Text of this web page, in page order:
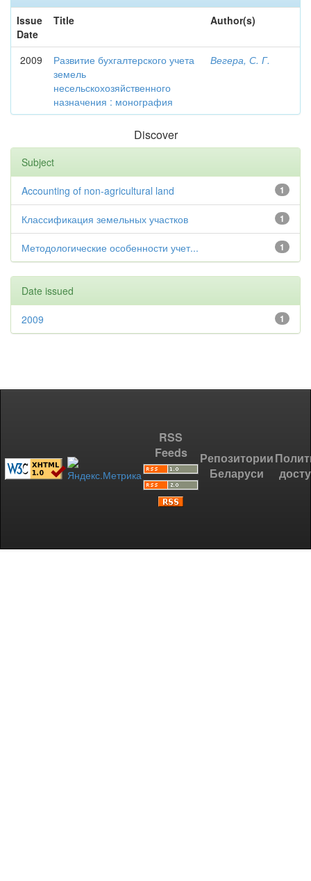
Issue
Date
Title Author(s)
2009
Развитие бухгалтерского учета
земель
несельскохозяйственного
назначения : монография
Вегера, С. Г.
Discover
Subject
1
Accounting of non-agricultural land
1
Классификация земельных участков
1
Методологические особенности учет...
Date issued
1
2009
RSS
Feeds
Репозитории
Беларуси